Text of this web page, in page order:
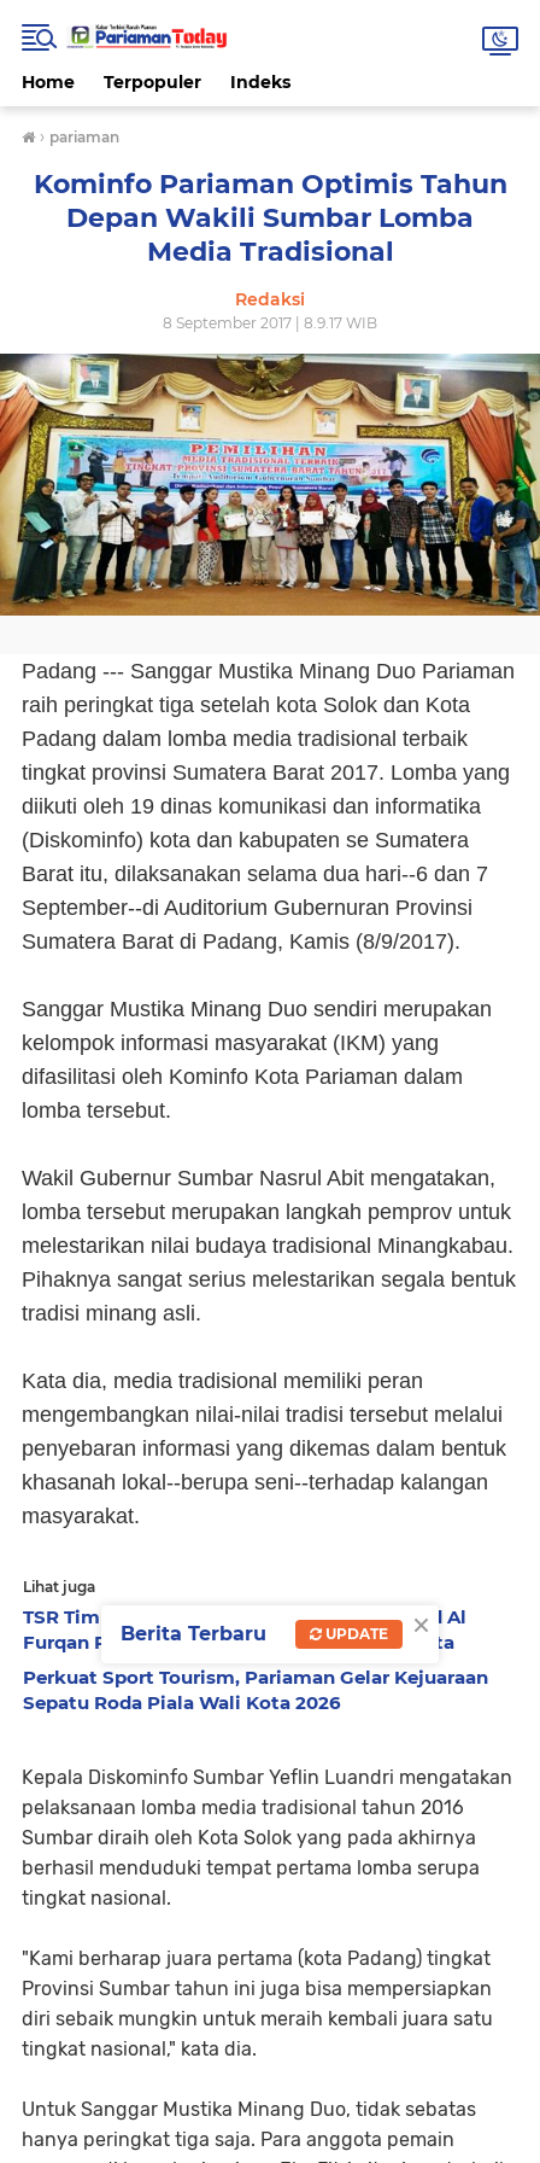
Home Terpopuler Indeks
› pariaman
Kominfo Pariaman Optimis Tahun
Depan Wakili Sumbar Lomba
Media Tradisional
Redaksi
8 September 2017 | 8.9.17 WIB
Padang --- Sanggar Mustika Minang Duo Pariaman
raih peringkat tiga setelah kota Solok dan Kota
Padang dalam lomba media tradisional terbaik
tingkat provinsi Sumatera Barat 2017. Lomba yang
diikuti oleh 19 dinas komunikasi dan informatika
(Diskominfo) kota dan kabupaten se Sumatera
Barat itu, dilaksanakan selama dua hari--6 dan 7
September--di Auditorium Gubernuran Provinsi
Sumatera Barat di Padang, Kamis (8/9/2017).
Sanggar Mustika Minang Duo sendiri merupakan
kelompok informasi masyarakat (IKM) yang
difasilitasi oleh Kominfo Kota Pariaman dalam
lomba tersebut.
Wakil Gubernur Sumbar Nasrul Abit mengatakan,
lomba tersebut merupakan langkah pemprov untuk
melestarikan nilai budaya tradisional Minangkabau.
Pihaknya sangat serius melestarikan segala bentuk
tradisi minang asli.
Kata dia, media tradisional memiliki peran
mengembangkan nilai-nilai tradisi tersebut melalui
penyebaran informasi yang dikemas dalam bentuk
khasanah lokal--berupa seni--terhadap kalangan
masyarakat.
Lihat juga
TSR Tim II Pemko Pariaman Kunjungi Masjid Al
Furqan Rawang, Serahkan Bantuan Rp7,5 Juta
Perkuat Sport Tourism, Pariaman Gelar Kejuaraan
Sepatu Roda Piala Wali Kota 2026
Kepala Diskominfo Sumbar Yeflin Luandri mengatakan
pelaksanaan lomba media tradisional tahun 2016
Sumbar diraih oleh Kota Solok yang pada akhirnya
berhasil menduduki tempat pertama lomba serupa
tingkat nasional.
"Kami berharap juara pertama (kota Padang) tingkat
Provinsi Sumbar tahun ini juga bisa mempersiapkan
diri sebaik mungkin untuk meraih kembali juara satu
tingkat nasional," kata dia.
Untuk Sanggar Mustika Minang Duo, tidak sebatas
hanya peringkat tiga saja. Para anggota pemain
×
Berita Terbaru UPDATE